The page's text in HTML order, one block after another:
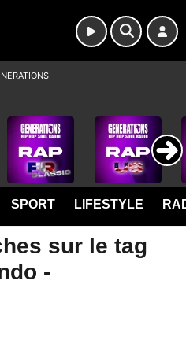
SPORT LIFESTYLE
sur le tag
-